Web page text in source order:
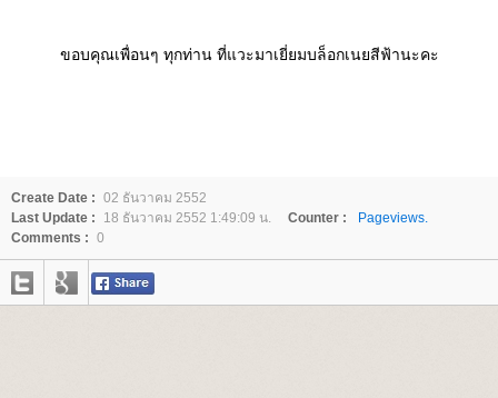
ขอบคุณเพื่อนๆ ทุกท่าน ที่แวะมาเยี่ยมบล็อกเนยสีฟ้านะคะ
Create Date : 02 ธันวาคม 2552
Last Update :
18 ธันวาคม 2552 1:49:09 น. Counter :
Pageviews.
Comments : 0